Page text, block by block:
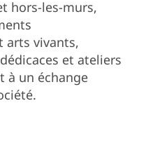
hors-les-murs,
arts vivants,
et ateliers
à un échange